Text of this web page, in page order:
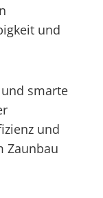
und
smarte
und
Zaunbau